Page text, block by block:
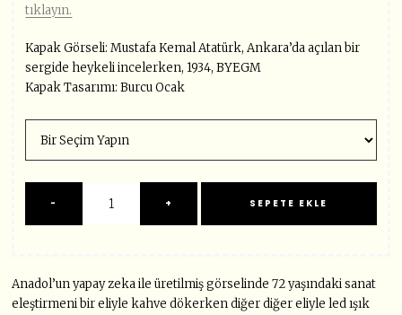
tıklayın.
Kapak Görseli: Mustafa Kemal Atatürk, Ankara’da açılan bir
sergide heykeli incelerken, 1934, BYEGM
Kapak Tasarımı: Burcu Ocak
Anadol’un yapay zeka ile üretilmiş görselinde 72 yaşındaki sanat
eleştirmeni bir eliyle kahve dökerken diğer diğer eliyle led ışık